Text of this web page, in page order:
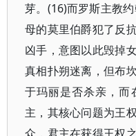
芽。(16)而罗斯主教
母的莫里伯爵犯了反
凶手，意图以此毁掉
真相扑朔迷离，但布
于玛丽是否杀亲，而
主，其核心问题为王